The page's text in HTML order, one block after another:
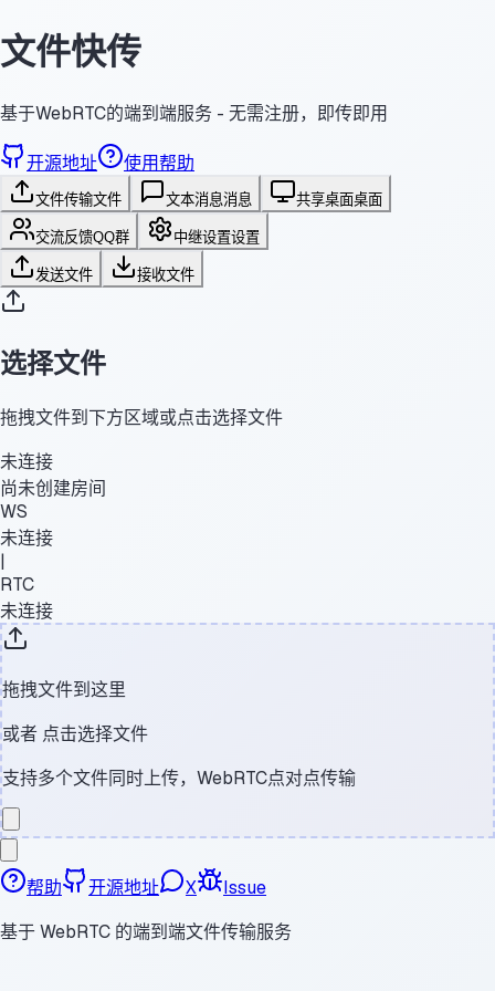
文件快传
基于WebRTC的端到端服务 - 无需注册，即传即用
开源地址 使用帮助
文件传输文件 文本消息消息 共享桌面桌面
交流反馈QQ群 中继设置设置
发送文件 接收文件
选择文件
拖拽文件到下方区域或点击选择文件
未连接
尚未创建房间
WS
未连接
|
RTC
未连接
拖拽文件到这里
或者 点击选择文件
支持多个文件同时上传，WebRTC点对点传输
帮助 开源地址 X
Issue
基于 WebRTC 的端到端文件传输服务